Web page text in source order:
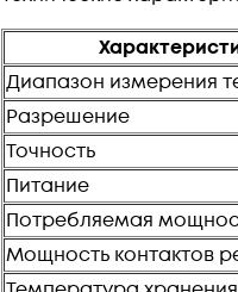
Диапазон измерения
Разрешение
Точность
Питание
Потребляемая
Мощность контактов